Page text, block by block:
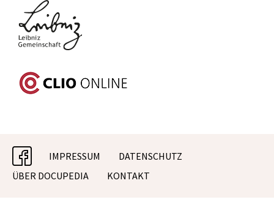
facebookIMPRESSUM
DATENSCHUTZ
ÜBER DOCUPEDIA
KONTAKT